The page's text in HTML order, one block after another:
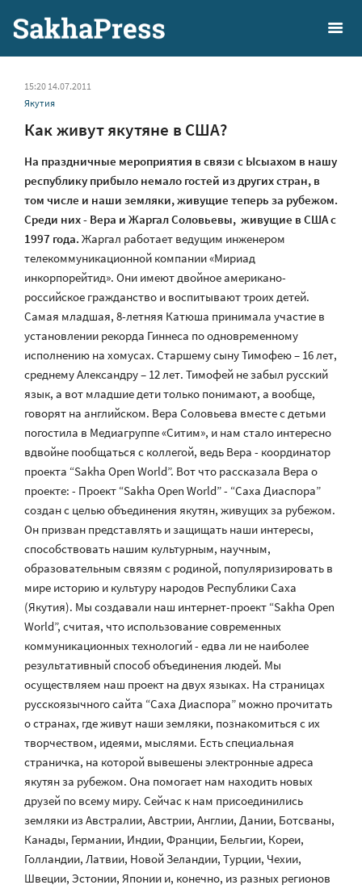
15:20 14.07.2011
Якутия
Как живут якутяне в США?
На праздничные мероприятия в связи с Ысыахом в нашу
республику прибыло немало гостей из других стран, в
том числе и наши земляки, живущие теперь за рубежом.
Среди них - Вера и Жаргал Соловьевы, живущие в США с
1997 года. Жаргал работает ведущим инженером
телекоммуникационной компании «Мириад
инкорпорейтид». Они имеют двойное американо-
российское гражданство и воспитывают троих детей.
Самая младшая, 8-летняя Катюша принимала участие в
установлении рекорда Гиннеса по одновременному
исполнению на хомусах. Старшему сыну Тимофею – 16 лет,
среднему Александру – 12 лет. Тимофей не забыл русский
язык, а вот младшие дети только понимают, а вообще,
говорят на английском. Вера Соловьева вместе с детьми
погостила в Медиагруппе «Ситим», и нам стало интересно
вдвойне пообщаться с коллегой, ведь Вера - координатор
проекта “Sakha Open World”. Вот что рассказала Вера о
проекте: - Проект “Sakha Open World” - “Саха Диаспора”
создан с целью объединения якутян, живущих за рубежом.
Он призван представлять и защищать наши интересы,
способствовать нашим культурным, научным,
образовательным связям c родиной, популяризировать в
мире историю и культуру народов Республики Саха
(Якутия). Мы создавали наш интернет-проект “Sakha Open
World”, считая, что использование современных
коммуникационных технологий - едва ли не наиболее
результативный способ объединения людей. Мы
осуществляем наш проект на двух языках. На страницах
русскоязычного сайта “Саха Диаспора” можно прочитать
о странах, где живут наши земляки, познакомиться с их
творчеством, идеями, мыслями. Есть специальная
страничка, на которой вывешены электронные адреса
якутян за рубежом. Она помогает нам находить новых
друзей по всему миру. Сейчас к нам присоединились
земляки из Австралии, Австрии, Англии, Дании, Ботсваны,
Канады, Германии, Индии, Франции, Бельгии, Кореи,
Голландии, Латвии, Новой Зеландии, Турции, Чехии,
Швеции, Эстонии, Японии и, конечно, из разных регионов